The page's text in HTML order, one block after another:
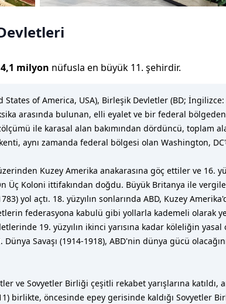
4,1 milyon nüfusla en büyük 11. şehirdir.
of America, USA), Birleşik Devletler (BD;
arasında bulunan, elli eyalet ve bir federal
ile karasal alan bakımından dördüncü, toplam
aynı zamanda federal bölgesi olan Washington,
Kuzey Amerika anakarasına göç ettiler ve 16.
Üç Koloni ittifakından doğdu. Büyük Britanya ile
yol açtı. 18. yüzyılın sonlarında ABD, Kuzey
federasyona kabulü gibi yollarla kademeli olarak
19. yüzyılın ikinci yarısına kadar köleliğin
Dünya Savaşı (1914-1918), ABD'nin dünya gücü
ve Sovyetler Birliği çeşitli rekabet yarışlarına katıldı,
birlikte, öncesinde epey gerisinde kaldığı Sovyetler